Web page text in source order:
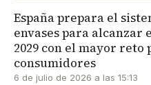
España prepara el
envases para alcanzar
2029 con el mayor reto
consumidores
6 de julio de 2026 a las 15:13